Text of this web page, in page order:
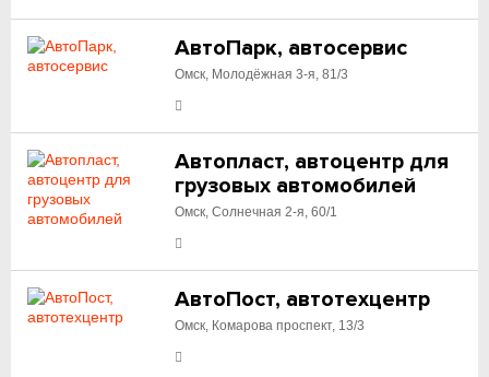
АвтоПарк, автосервис
Омск, Молодёжная 3-я, 81/3
Автопласт, автоцентр для
грузовых автомобилей
Омск, Солнечная 2-я, 60/1
АвтоПост, автотехцентр
Омск, Комарова проспект, 13/3